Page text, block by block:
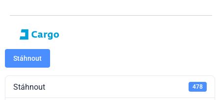
Stáhnout
Stáhnout 478